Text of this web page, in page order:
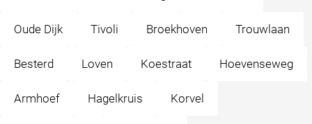
Oude Dijk Tivoli Broekhoven Trouwlaan
Besterd Loven Koestraat Hoevenseweg
Armhoef Hagelkruis Korvel